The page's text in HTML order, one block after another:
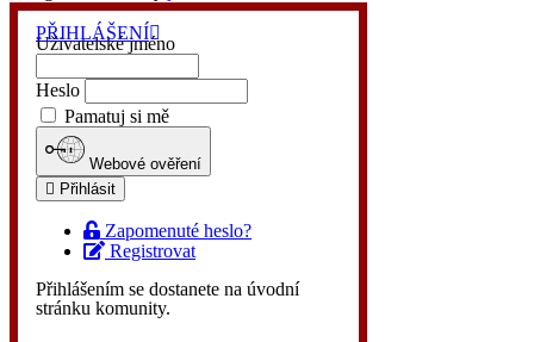
PŘIHLÁŠENÍ
Uživatelské jméno
Heslo
Pamatuj si mě
Webové ověření
Přihlásit
Zapomenuté heslo?
Registrovat
Přihlášením se dostanete na úvodní
stránku komunity.